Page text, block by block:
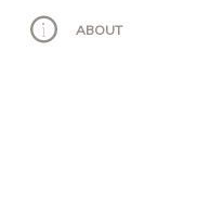
ABOUT